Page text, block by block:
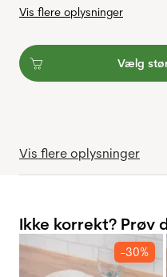
Vis flere oplysninger
Vælg
Vis flere oplysninger
Ikke korrekt? Prøv
-30%